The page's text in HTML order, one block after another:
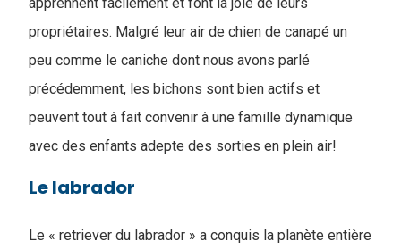
propriétaires. Malgré leur air de chien de canapé un
peu comme le caniche dont nous avons parlé
précédemment, les bichons sont bien actifs et
peuvent tout à fait convenir à une famille dynamique
avec des enfants adepte des sorties en plein air!
Le labrador
Le « retriever du labrador » a conquis la planète entière